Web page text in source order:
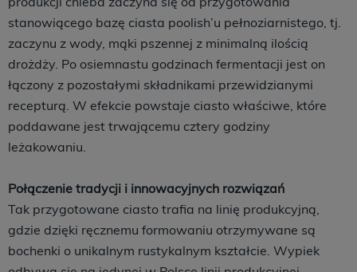
stanowiącego bazę ciasta poolish’u pełnoziarnistego, tj.
zaczynu z wody, mąki pszennej z minimalną ilością
drożdży. Po osiemnastu godzinach fermentacji jest on
łączony z pozostałymi składnikami przewidzianymi
recepturą. W efekcie powstaje ciasto właściwe, które
poddawane jest trwającemu cztery godziny
leżakowaniu.
Połączenie tradycji i innowacyjnych rozwiązań
Tak przygotowane ciasto trafia na linię produkcyjną,
gdzie dzięki ręcznemu formowaniu otrzymywane są
bochenki o unikalnym rustykalnym kształcie. Wypiek